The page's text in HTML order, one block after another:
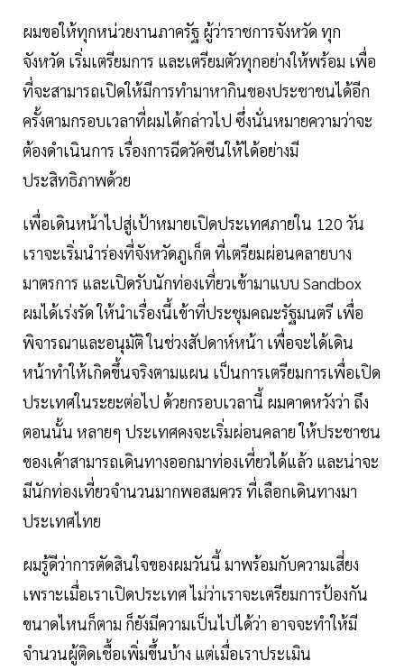
ผมขอให้ทุกหน่วยงานภาครัฐ ผู้ว่าราชการจังหวัด ทุก
จังหวัด เริ่มเตรียมการ และเตรียมตัวทุกอย่างให้พร้อม เพื่อ
ที่จะสามารถเปิดให้มีการทำมาหากินของประชาชนได้อีก
ครั้งตามกรอบเวลาที่ผมได้กล่าวไป ซึ่งนั่นหมายความว่าจะ
ต้องดำเนินการ เรื่องการฉีดวัคซีนให้ได้อย่างมี
ประสิทธิภาพด้วย
เพื่อเดินหน้าไปสู่เป้าหมายเปิดประเทศภายใน 120 วัน
เราจะเริ่มนำร่องที่จังหวัดภูเก็ต ที่เตรียมผ่อนคลายบาง
มาตรการ และเปิดรับนักท่องเที่ยวเข้ามาแบบ Sandbox
ผมได้เร่งรัด ให้นำเรื่องนี้เข้าที่ประชุมคณะรัฐมนตรี เพื่อ
พิจารณาและอนุมัติ ในช่วงสัปดาห์หน้า เพื่อจะได้เดิน
หน้าทำให้เกิดขึ้นจริงตามแผน เป็นการเตรียมการเพื่อเปิด
ประเทศในระยะต่อไป ด้วยกรอบเวลานี้ ผมคาดหวังว่า ถึง
ตอนนั้น หลายๆ ประเทศคงจะเริ่มผ่อนคลาย ให้ประชาชน
ของเค้าสามารถเดินทางออกมาท่องเที่ยวได้แล้ว และน่าจะ
มีนักท่องเที่ยวจำนวนมากพอสมควร ที่เลือกเดินทางมา
ประเทศไทย
ผมรู้ดีว่าการตัดสินใจของผมวันนี้ มาพร้อมกับความเสี่ยง
เพราะเมื่อเราเปิดประเทศ ไม่ว่าเราจะเตรียมการป้องกัน
ขนาดไหนก็ตาม ก็ยังมีความเป็นไปได้ว่า อาจจะทำให้มี
จำนวนผู้ติดเชื้อเพิ่มขึ้นบ้าง แต่เมื่อเราประเมิน